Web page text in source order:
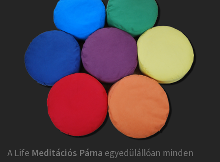
A Life Meditációs Párna egyedülállóan minden